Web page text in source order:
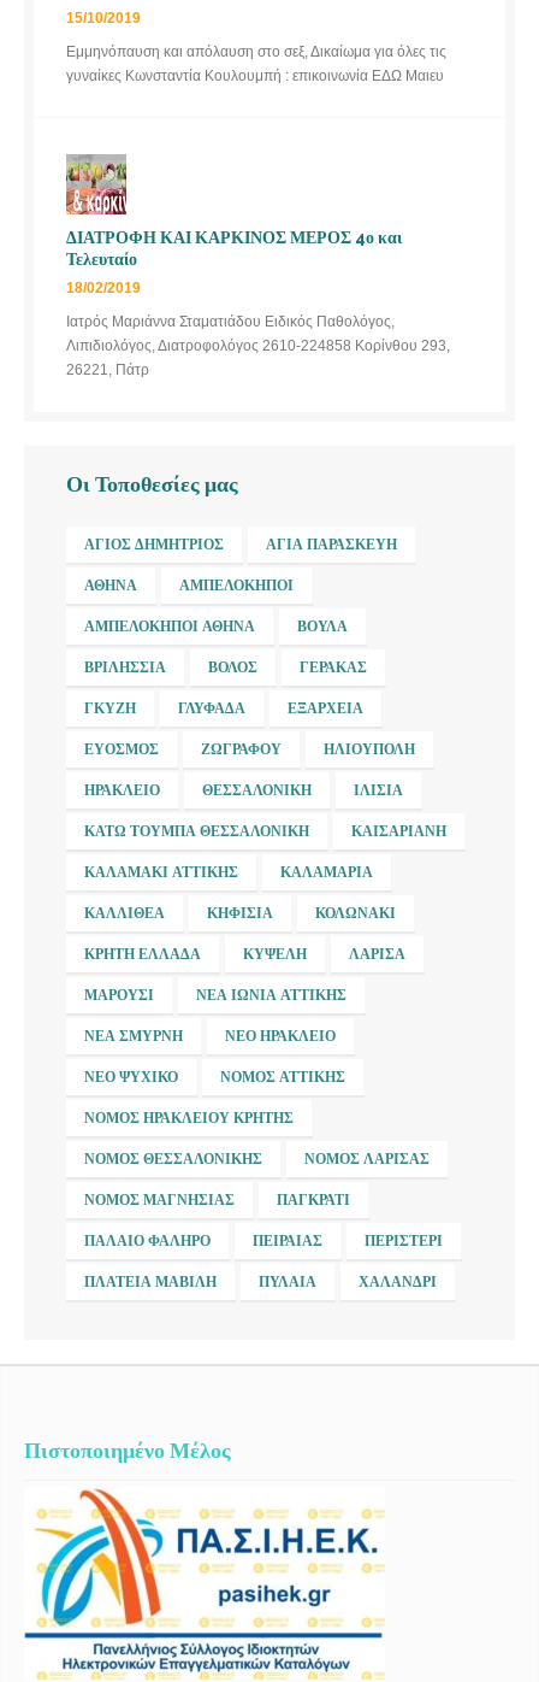
15/10/2019
Εμμηνόπαυση και απόλαυση στο σεξ, Δικαίωμα για όλες τις
γυναίκες Κωνσταντία Κουλουμπή : επικοινωνία ΕΔΩ Μαιευ
ΔΙΑΤΡΟΦΗ ΚΑΙ ΚΑΡΚΙΝΟΣ ΜΕΡΟΣ 4ο και
Τελευταίο
18/02/2019
Ιατρός Μαριάννα Σταματιάδου Ειδικός Παθολόγος,
Λιπιδιολόγος, Διατροφολόγος 2610-224858 Κορίνθου 293,
26221, Πάτρ
Οι Τοποθεσίες μας
ΆΓΙΟΣ ΔΗΜΉΤΡΙΟΣ ΑΓΊΑ ΠΑΡΑΣΚΕΥΉ
ΑΘΉΝΑ ΑΜΠΕΛΌΚΗΠΟΙ
ΑΜΠΕΛΌΚΗΠΟΙ ΑΘΉΝΑ ΒΟΎΛΑ
ΒΡΙΛΉΣΣΙΑ ΒΌΛΟΣ ΓΈΡΑΚΑΣ
ΓΚΎΖΗ ΓΛΥΦΆΔΑ ΕΞΆΡΧΕΙΑ
ΕΎΟΣΜΟΣ ΖΩΓΡΆΦΟΥ ΗΛΙΟΎΠΟΛΗ
ΗΡΆΚΛΕΙΟ ΘΕΣΣΑΛΟΝΊΚΗ ΙΛΊΣΙΑ
ΚΆΤΩ ΤΟΎΜΠΑ ΘΕΣΣΑΛΟΝΊΚΗ ΚΑΙΣΑΡΙΑΝΉ
ΚΑΛΑΜΆΚΙ ΑΤΤΙΚΉΣ ΚΑΛΑΜΑΡΙΆ
ΚΑΛΛΙΘΈΑ ΚΗΦΙΣΙΆ ΚΟΛΩΝΆΚΙ
ΚΡΉΤΗ ΕΛΛΆΔΑ ΚΥΨΈΛΗ ΛΆΡΙΣΑ
ΜΑΡΟΎΣΙ ΝΈΑ ΙΩΝΊΑ ΑΤΤΙΚΉΣ
ΝΈΑ ΣΜΎΡΝΗ ΝΈΟ ΗΡΆΚΛΕΙΟ
ΝΈΟ ΨΥΧΙΚΌ ΝΟΜΌΣ ΑΤΤΙΚΉΣ
ΝΟΜΌΣ ΗΡΑΚΛΕΊΟΥ ΚΡΉΤΗΣ
ΝΟΜΌΣ ΘΕΣΣΑΛΟΝΊΚΗΣ ΝΟΜΌΣ ΛΆΡΙΣΑΣ
ΝΟΜΌΣ ΜΑΓΝΗΣΊΑΣ ΠΑΓΚΡΆΤΙ
ΠΑΛΑΙΌ ΦΆΛΗΡΟ ΠΕΙΡΑΙΆΣ ΠΕΡΙΣΤΈΡΙ
ΠΛΑΤΕΊΑ ΜΑΒΊΛΗ ΠΥΛΑΊΑ ΧΑΛΆΝΔΡΙ
Πιστοποιημένο Μέλος